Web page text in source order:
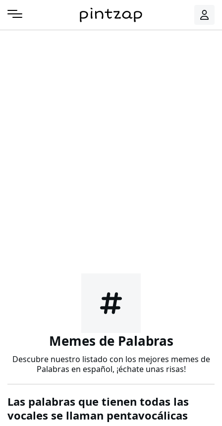
Memes de Palabras
Descubre nuestro listado con los mejores memes de
Palabras en español, ¡échate unas risas!
Las palabras que tienen todas las
vocales se llaman pentavocálicas